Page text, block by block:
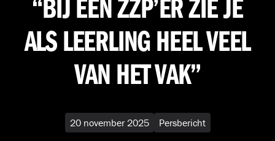
“BIJ EEN ZZP’ER ZIE JE
ALS LEERLING HEEL VEEL
VAN HET VAK”
20 november 2025 Persbericht